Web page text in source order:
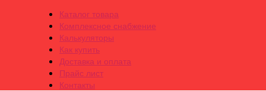
Каталог товара
Комплексное снабжение
Калькуляторы
Как купить
Доставка и оплата
Прайс лист
Контакты